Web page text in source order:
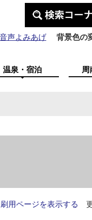
音声よみあげ 背景色の
温泉・宿泊 周
用ページを表示する